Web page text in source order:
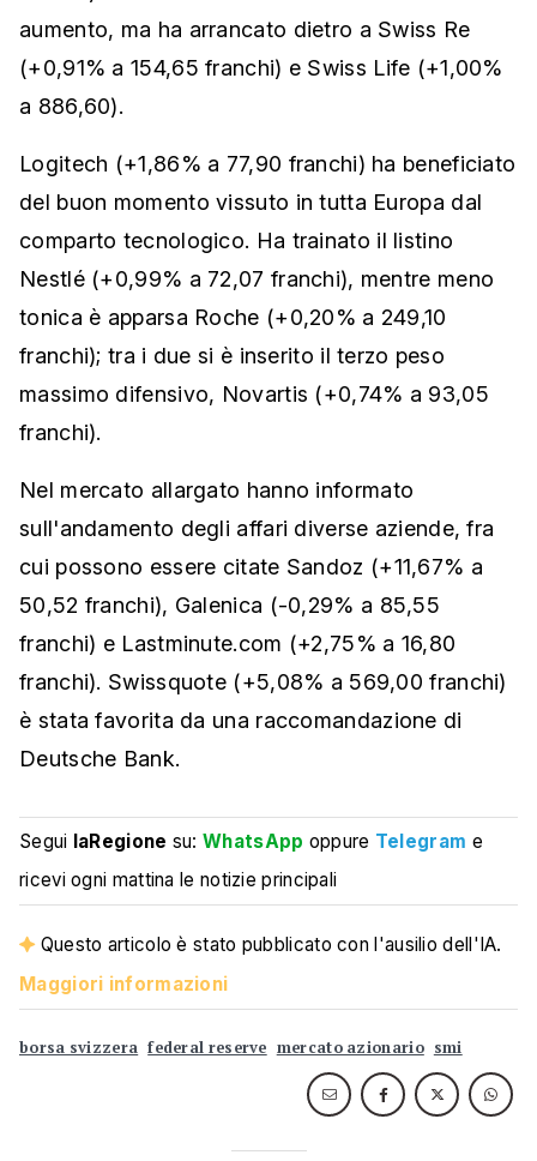
aumento, ma ha arrancato dietro a Swiss Re
(+0,91% a 154,65 franchi) e Swiss Life (+1,00%
a 886,60).
Logitech (+1,86% a 77,90 franchi) ha beneficiato
del buon momento vissuto in tutta Europa dal
comparto tecnologico. Ha trainato il listino
Nestlé (+0,99% a 72,07 franchi), mentre meno
tonica è apparsa Roche (+0,20% a 249,10
franchi); tra i due si è inserito il terzo peso
massimo difensivo, Novartis (+0,74% a 93,05
franchi).
Nel mercato allargato hanno informato
sull'andamento degli affari diverse aziende, fra
cui possono essere citate Sandoz (+11,67% a
50,52 franchi), Galenica (-0,29% a 85,55
franchi) e Lastminute.com (+2,75% a 16,80
franchi). Swissquote (+5,08% a 569,00 franchi)
è stata favorita da una raccomandazione di
Deutsche Bank.
Segui laRegione su:WhatsApp oppure Telegram e
ricevi ogni mattina le notizie principali
Questo articolo è stato pubblicato con l'ausilio dell'IA.
Maggiori informazioni
borsa svizzera federal reserve mercato azionario smi